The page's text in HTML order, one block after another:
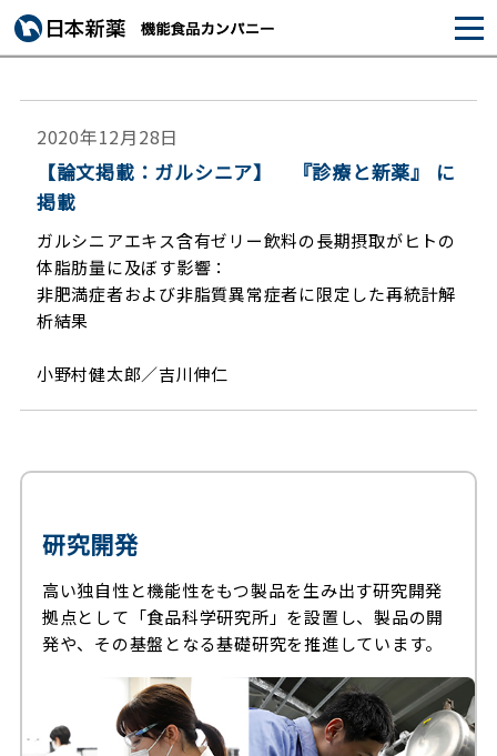
2020年12月28日
【論文掲載：ガルシニア】 『診療と新薬』 に
掲載
ガルシニアエキス含有ゼリー飲料の長期摂取がヒトの
体脂肪量に及ぼす影響：
非肥満症者および非脂質異常症者に限定した再統計解
析結果
小野村健太郎／吉川伸仁
研究開発
高い独自性と機能性をもつ製品を生み出す研究開発
拠点として「食品科学研究所」を設置し、製品の開
発や、その基盤となる基礎研究を推進しています。